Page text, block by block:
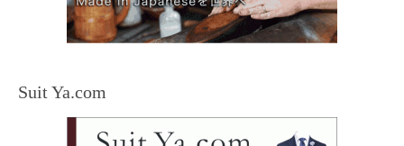
Suit Ya.com